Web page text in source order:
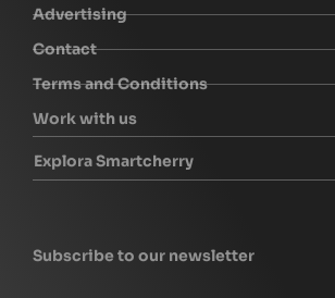
Advertising
Contact
Terms and Conditions
Work with us
Explora Smartcherry
Subscribe to our newsletter